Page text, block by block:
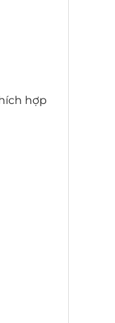
hợp